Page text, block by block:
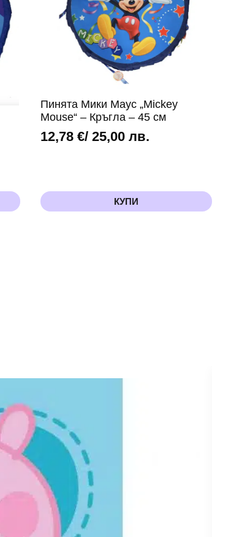
Пинята Мики Маус „Mickey
Mouse“ – Кръгла – 45 см
12,78€/ 25,00 лв.
КУПИ